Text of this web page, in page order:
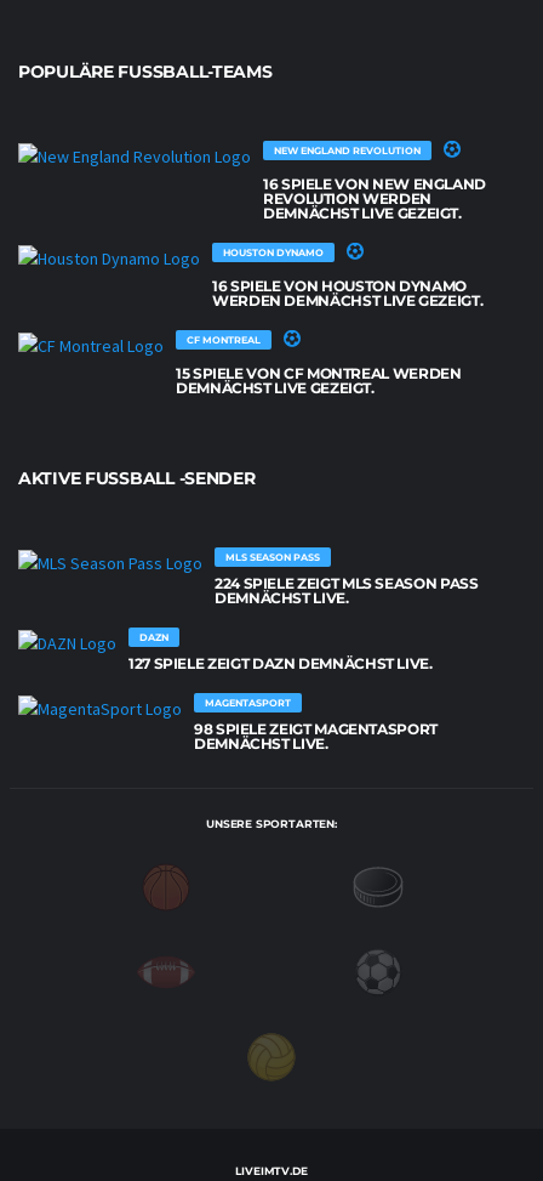
POPULÄRE FUSSBALL-TEAMS
NEW ENGLAND REVOLUTION
16 SPIELE VON NEW ENGLAND
REVOLUTION WERDEN
DEMNÄCHST LIVE GEZEIGT.
HOUSTON DYNAMO
16 SPIELE VON HOUSTON DYNAMO
WERDEN DEMNÄCHST LIVE GEZEIGT.
CF MONTREAL
15 SPIELE VON CF MONTREAL WERDEN
DEMNÄCHST LIVE GEZEIGT.
AKTIVE FUSSBALL -SENDER
MLS SEASON PASS
224 SPIELE ZEIGT MLS SEASON PASS
DEMNÄCHST LIVE.
DAZN
127 SPIELE ZEIGT DAZN DEMNÄCHST LIVE.
MAGENTASPORT
98 SPIELE ZEIGT MAGENTASPORT
DEMNÄCHST LIVE.
UNSERE SPORTARTEN:
LIVEIMTV.DE